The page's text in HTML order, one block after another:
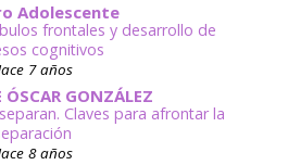
Adolescente
frontales y desarrollo de
cognitivos
7 años
ÓSCAR GONZÁLEZ
Claves para afrontar la
8 años